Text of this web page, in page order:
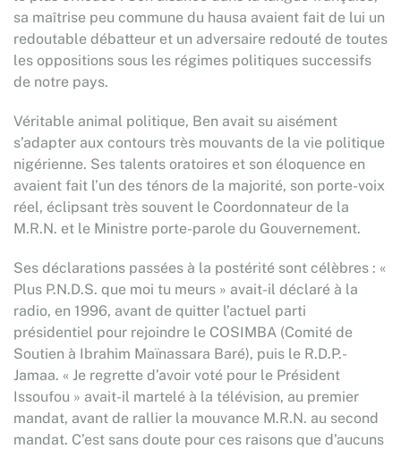
sa maîtrise peu commune du hausa avaient fait de lui un
redoutable débatteur et un adversaire redouté de toutes
les oppositions sous les régimes politiques successifs
de notre pays.
Véritable animal politique, Ben avait su aisément
s’adapter aux contours très mouvants de la vie politique
nigérienne. Ses talents oratoires et son éloquence en
avaient fait l’un des ténors de la majorité, son porte-voix
réel, éclipsant très souvent le Coordonnateur de la
M.R.N. et le Ministre porte-parole du Gouvernement.
Ses déclarations passées à la postérité sont célèbres : «
Plus P.N.D.S. que moi tu meurs » avait-il déclaré à la
radio, en 1996, avant de quitter l’actuel parti
présidentiel pour rejoindre le COSIMBA (Comité de
Soutien à Ibrahim Maïnassara Baré), puis le R.D.P.-
Jamaa. « Je regrette d’avoir voté pour le Président
Issoufou » avait-il martelé à la télévision, au premier
mandat, avant de rallier la mouvance M.R.N. au second
mandat. C’est sans doute pour ces raisons que d’aucuns